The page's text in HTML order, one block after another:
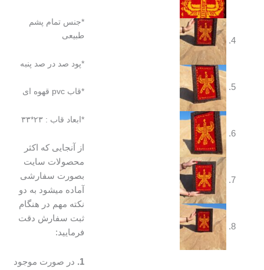
*جنس تمام پشم
*پود صد در صد پنبه
*ابعاد قاب : ۲۳*۳۳
از آنجایی که اکثر
محصولات سایت
بصورت سفارشی
آماده میشود به دو
نکته مهم در هنگام
ثبت سفارش دقت
در صورت موجود